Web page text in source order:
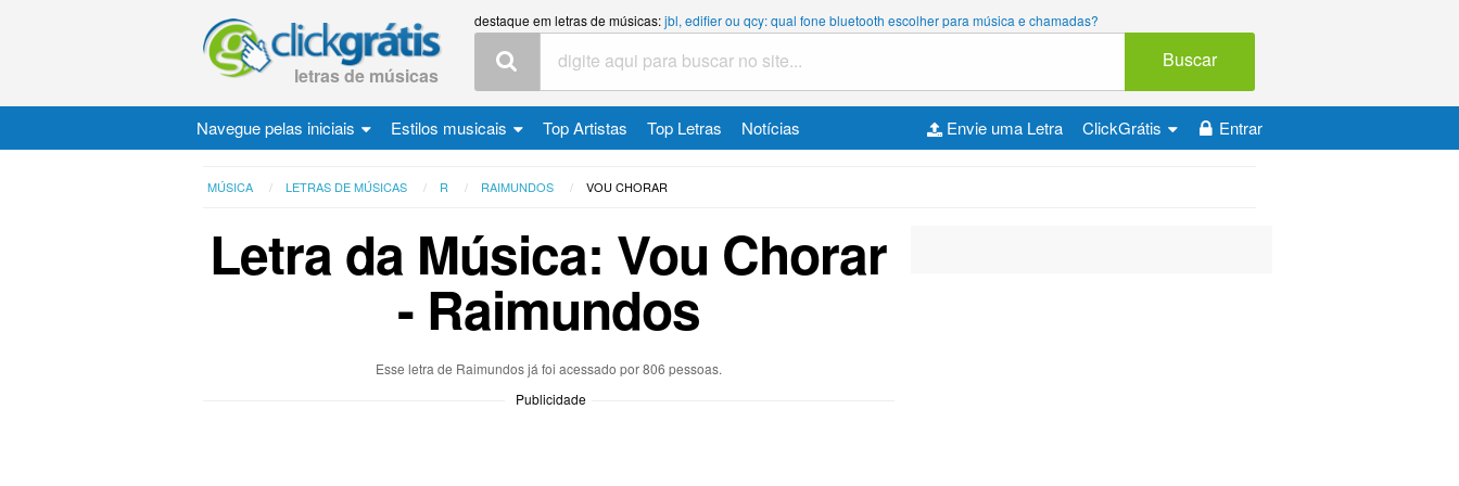
letras de músicas
destaque em letras de músicas:jbl, edifier ou qcy: qual fone bluetooth escolher para música e chamadas?
Buscar
Navegue pelas iniciais Estilos musicais Top Artistas Top Letras Notícias Entrar
ClickGrátis
Envie uma Letra
MÚSICA LETRAS DE MÚSICAS R RAIMUNDOS VOU CHORAR
Letra da Música: Vou Chorar
- Raimundos
Esse letra de Raimundos já foi acessado por 806 pessoas.
Publicidade